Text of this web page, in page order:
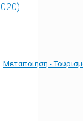
Μεταποίηση -